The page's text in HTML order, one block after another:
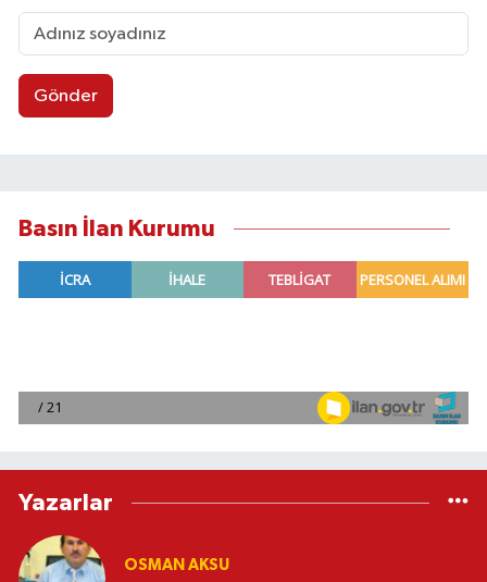
Gönder
Basın İlan Kurumu
Yazarlar
OSMAN AKSU